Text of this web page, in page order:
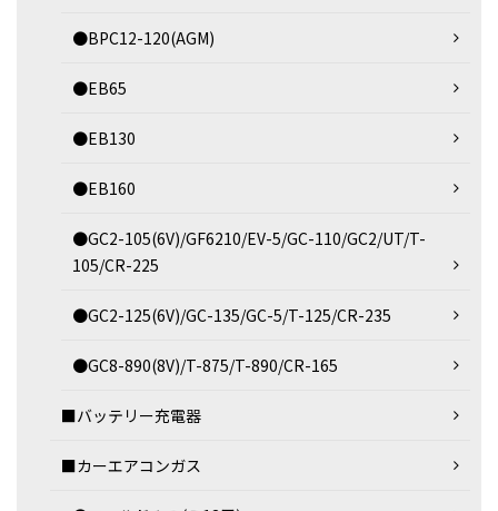
●BPC12-120(AGM)
●EB65
●EB130
●EB160
●GC2-105(6V)/GF6210/EV-5/GC-110/GC2/UT/T-
105/CR-225
●GC2-125(6V)/GC-135/GC-5/T-125/CR-235
●GC8-890(8V)/T-875/T-890/CR-165
■バッテリー充電器
■カーエアコンガス